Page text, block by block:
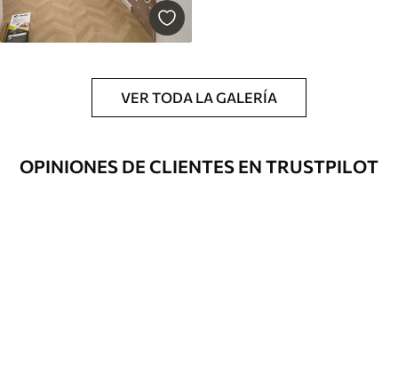
VER TODA LA GALERÍA
OPINIONES DE CLIENTES EN TRUSTPILOT